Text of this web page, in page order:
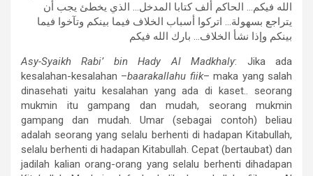
الله فيكم… الحاكم ألف كتابا المدخل… الذي يخطئ يجب أن
يتراجع بسهولة… اتركوا أسباب الخلاف فيما بينكم وتآخوا فيما
بينكم وإذا نشأ الخلاف… بارك الله فيكم
Asy-Syaikh Rabi’ bin Hady Al Madkhaly: Jika ada
kesalahan-kesalahan –baarakallahu fiik– maka yang salah
dinasehati yaitu kesalahan yang ada di kaset.. seorang
mukmin itu gampang dan mudah, seorang mukmin
gampang dan mudah. Umar (sebagai contoh) beliau
adalah seorang yang selalu berhenti di hadapan Kitabullah,
selalu berhenti di hadapan Kitabullah. Cepat (bertaubat) dan
jadilah kalian orang-orang yang selalu berhenti dihadapan